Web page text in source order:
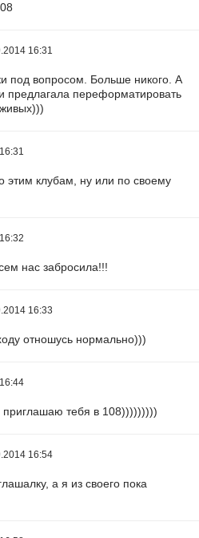
16:31
под вопросом. Больше никого. А
предлагала переформатировать
этим клубам, ну или по своему
нас забросила!!!
16:33
отношусь нормально)))
тебя в 108)))))))))
16:54
а я из своего пока